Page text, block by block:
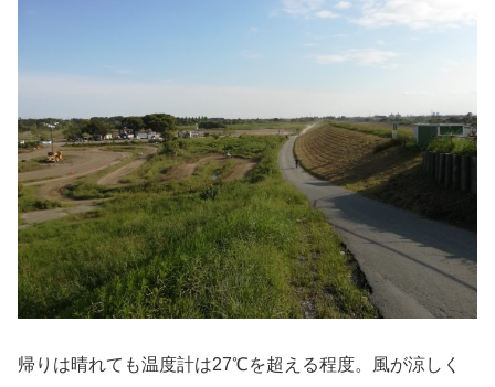
帰りは晴れても温度計は27℃を超える程度。風が涼しく